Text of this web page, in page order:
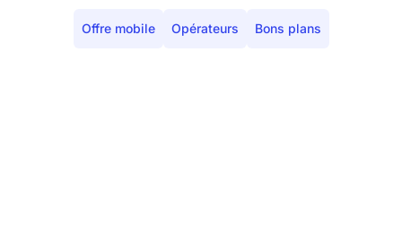
Offre mobile Opérateurs Bons plans